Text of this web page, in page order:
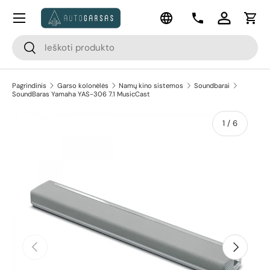
Pereiti prie turinio
Paieška
Paieška
Kalba
KontaktaiPrisijungti
Meniu
Pagrindinis Garso kolonėlės Namų kino sistemos
Soundbarai
SoundBaras Yamaha YAS-306 7.1 MusicCast
Ankstesnis
1 / apie
6
Kitas